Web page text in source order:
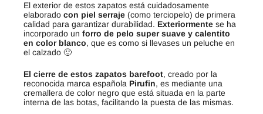
El exterior de estos zapatos está cuidadosamente
elaborado con piel serraje (como terciopelo) de primera
calidad para garantizar durabilidad. Exteriormente se ha
incorporado un forro de pelo super suave y calentito
en color blanco, que es como si llevases un peluche en
el calzado 🙂
El cierre de estos zapatos barefoot, creado por la
reconocida marca española Pirufin, es mediante una
cremallera de color negro que está situada en la parte
interna de las botas, facilitando la puesta de las mismas.